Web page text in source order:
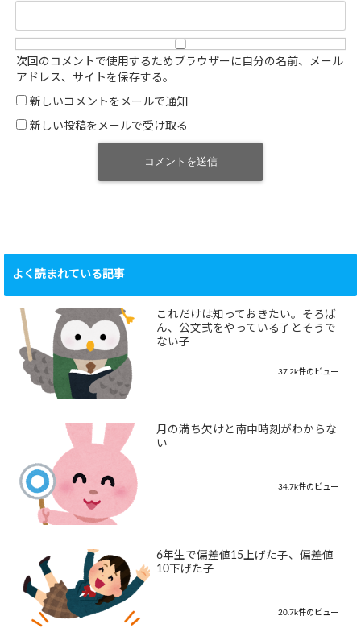
次回のコメントで使用するためブラウザーに自分の名前、メール
アドレス、サイトを保存する。
新しいコメントをメールで通知
新しい投稿をメールで受け取る
よく読まれている記事
これだけは知っておきたい。そろば
ん、公文式をやっている子とそうで
ない子
37.2k件のビュー
月の満ち欠けと南中時刻がわからな
い
34.7k件のビュー
6年生で偏差値15上げた子、偏差値
10下げた子
20.7k件のビュー